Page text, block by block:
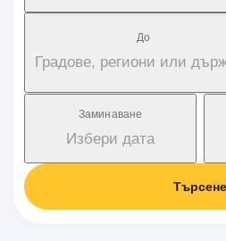
Дo
Градове, региони или
Заминаване
Избери дата
Търсене